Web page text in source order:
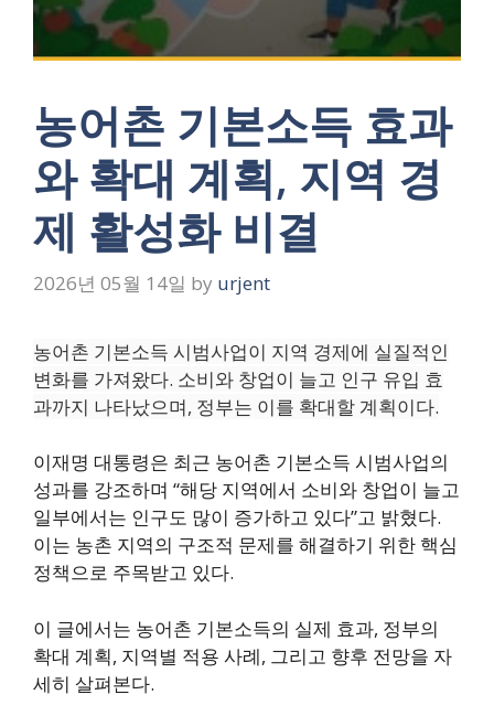
농어촌 기본소득 효과
와 확대 계획, 지역 경
제 활성화 비결
2026년 05월 14일 by urjent
농어촌 기본소득 시범사업이 지역 경제에 실질적인
변화를 가져왔다. 소비와 창업이 늘고 인구 유입 효
과까지 나타났으며, 정부는 이를 확대할 계획이다.
이재명 대통령은 최근 농어촌 기본소득 시범사업의
성과를 강조하며 “해당 지역에서 소비와 창업이 늘고
일부에서는 인구도 많이 증가하고 있다”고 밝혔다.
이는 농촌 지역의 구조적 문제를 해결하기 위한 핵심
정책으로 주목받고 있다.
이 글에서는 농어촌 기본소득의 실제 효과, 정부의
확대 계획, 지역별 적용 사례, 그리고 향후 전망을 자
세히 살펴본다.